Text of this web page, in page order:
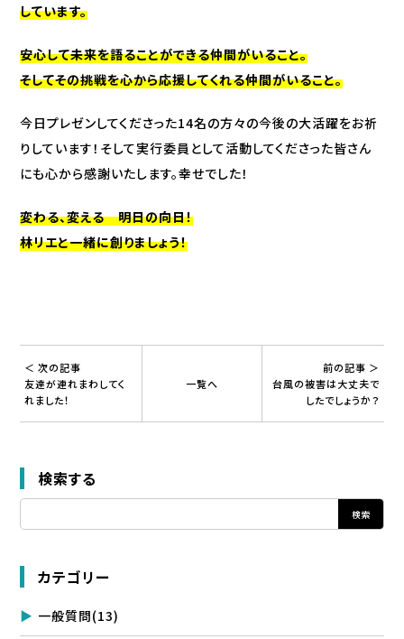
しています。
安心して未来を語ることができる仲間がいること。
そしてその挑戦を心から応援してくれる仲間がいること。
今日プレゼンしてくださった14名の方々の今後の大活躍をお祈
りしています！そして実行委員として活動してくださった皆さん
にも心から感謝いたします。幸せでした！
変わる、変える 明日の向日！
林リエと一緒に創りましょう！
＜ 次の記事
友達が連れまわしてく
れました！
一覧へ
前の記事 ＞
台風の被害は大丈夫で
したでしょうか？
検索する
カテゴリー
一般質問(13)